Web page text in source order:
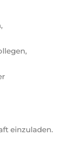
einzuladen.